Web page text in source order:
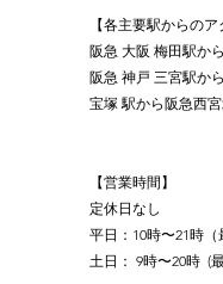
【各主要駅からのア
阪急 大阪 梅田駅か
阪急 神戸 三宮駅か
宝塚 駅から阪急西
【営業時間】
定休日なし
平日：10時〜21時（
土日： 9時〜20時  (